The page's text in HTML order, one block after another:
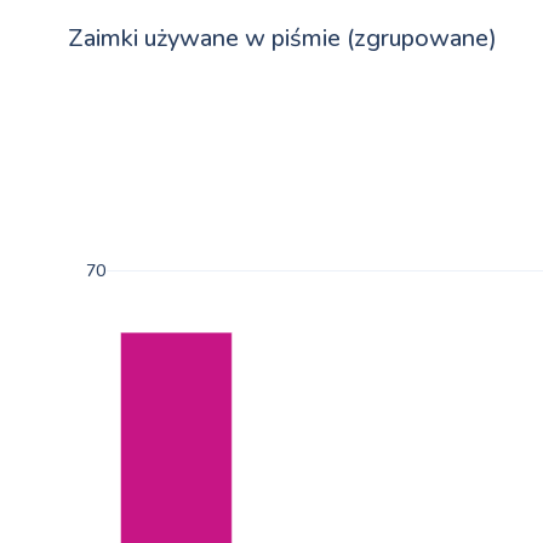
70
Zaimki używane w piśmie (zgrupowane)